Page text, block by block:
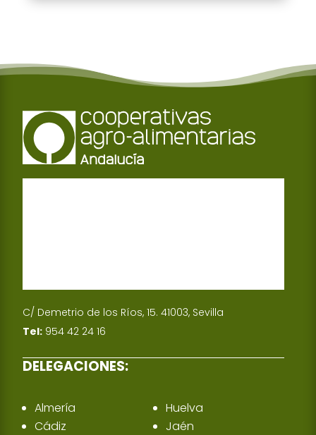
C/ Demetrio de los Ríos, 15. 41003, Sevilla
Tel: 954 42 24 16
DELEGACIONES:
Almería
Cádiz
Huelva
Jaén